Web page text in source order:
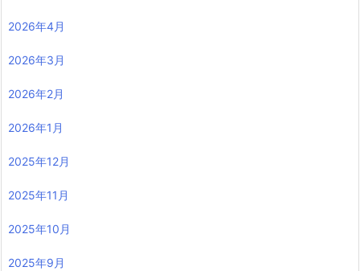
2026年4月
2026年3月
2026年2月
2026年1月
2025年12月
2025年11月
2025年10月
2025年9月